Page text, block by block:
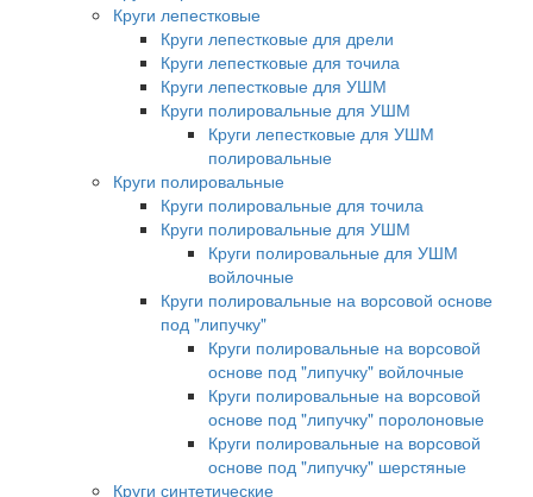
Круги лепестковые
Круги лепестковые для дрели
Круги лепестковые для точила
Круги лепестковые для УШМ
Круги полировальные для УШМ
Круги лепестковые для УШМ
полировальные
Круги полировальные
Круги полировальные для точила
Круги полировальные для УШМ
Круги полировальные для УШМ
войлочные
Круги полировальные на ворсовой основе
под "липучку"
Круги полировальные на ворсовой
основе под "липучку" войлочные
Круги полировальные на ворсовой
основе под "липучку" поролоновые
Круги полировальные на ворсовой
основе под "липучку" шерстяные
Круги синтетические